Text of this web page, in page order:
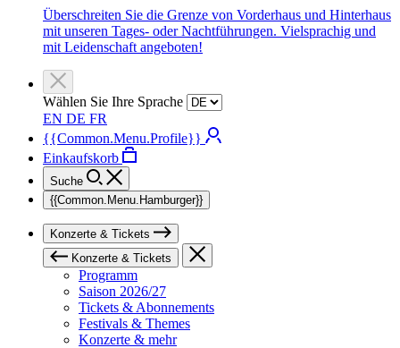
Überschreiten Sie die Grenze von Vorderhaus und Hinterhaus
mit unseren Tages- oder Nachtführungen. Vielsprachig und
mit Leidenschaft angeboten!
Wählen Sie Ihre Sprache
EN DE FR
{{Common.Menu.Profile}}
Einkaufskorb
Suche
{{Common.Menu.Hamburger}}
Konzerte & Tickets
Konzerte & Tickets
Programm
Saison 2026/27
Tickets & Abonnements
Festivals & Themes
Konzerte & mehr